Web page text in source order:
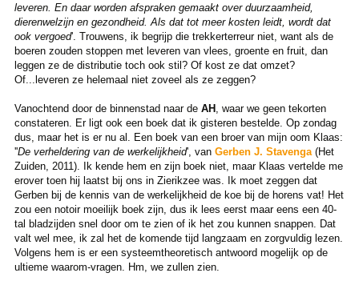
leveren. En daar worden afspraken gemaakt over duurzaamheid,
dierenwelzijn en gezondheid. Als dat tot meer kosten leidt, wordt dat
ook vergoed'. Trouwens, ik begrijp die trekkerterreur niet, want als de
boeren zouden stoppen met leveren van vlees, groente en fruit, dan
leggen ze de distributie toch ook stil? Of kost ze dat omzet?
Of...leveren ze helemaal niet zoveel als ze zeggen?
Vanochtend door de binnenstad naar de AH
, waar we geen tekorten
constateren. Er ligt ook een boek dat ik gisteren bestelde. Op zondag
dus, maar het is er nu al. Een boek van een broer van mijn oom Klaas:
''De verheldering van de werkelijkheid', vanGerben J. Stavenga(Het
Zuiden, 2011). Ik kende hem en zijn boek niet, maar Klaas vertelde me
erover toen hij laatst bij ons in Zierikzee was. Ik moet zeggen dat
Gerben bij de kennis van de werkelijkheid de koe bij de horens vat! Het
zou een notoir moeilijk boek zijn, dus ik lees eerst maar eens een 40-
tal bladzijden snel door om te zien of ik het zou kunnen snappen. Dat
valt wel mee, ik zal het de komende tijd langzaam en zorgvuldig lezen.
Volgens hem is er een systeemtheoretisch antwoord mogelijk op de
ultieme waarom-vragen. Hm, we zullen zien.